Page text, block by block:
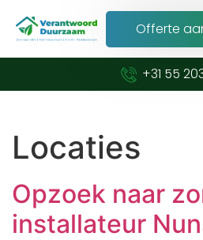
Offerte
+31 55
Locaties
Opzoek naar
installateur